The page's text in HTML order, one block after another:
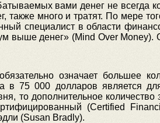
вами денег не всегда
много и тратят. По мере
специалист в области
выше денег» (Mind Over
означает большее
в 75 000 долларов является
то дополнительное
(Certified
(Susan Bradly).